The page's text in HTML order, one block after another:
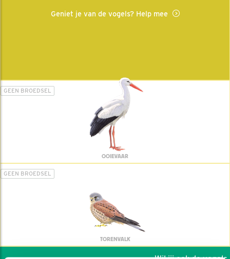
Geniet je van de vogels? Help mee
GEEN BROEDSEL
OOIEVAAR
GEEN BROEDSEL
TORENVALK